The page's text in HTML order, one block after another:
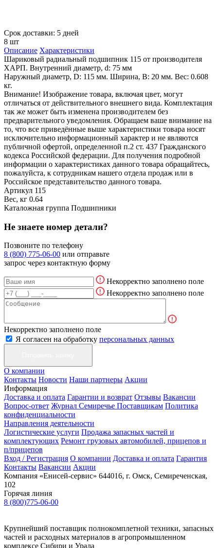
Срок доставки: 5 дней
8 шт
Описание Характеристики
Шариковый радиальный подшипник 115 от производителя
ХАРП. Внутренний диаметр, d: 75 мм
Наружный диаметр, D: 115 мм. Ширина, В: 20 мм. Вес: 0.608
кг.
Внимание! Изображение товара, включая цвет, могут
отличаться от действительного внешнего вида. Комплектация
так же может быть изменена производителем без
предварительного уведомления. Обращаем ваше внимание на
то, что все приведённые выше характеристики товара носят
исключительно информационный характер и не являются
публичной офертой, определенной п.2 ст. 437 Гражданского
кодекса Российской федерации. Для получения подробной
информации о характеристиках данного товара обращайтесь,
пожалуйста, к сотрудникам нашего отдела продаж или в
Российское представительство данного товара.
Артикул 115
Вес, кг 0.64
Каталожная группа Подшипники
Не знаете номер детали?
Позвоните по телефону
8 (800) 775-06-00 или отправьте
запрос через контактную форму
Некорректно заполнено поле
Некорректно заполнено поле
Некорректно заполнено поле
Я согласен на обработку персональных данных
О компании
Контакты Новости Наши партнеры Акции
Информация
Доставка и оплата Гарантии и возврат Отзывы Вакансии
Вопрос-ответ Журнал Семиречье Поставщикам Политика
конфиденциальности
Направления деятельности
Логистические услуги Продажа запасных частей и
комплектующих Ремонт грузовых автомобилей, прицепов и
п/прицепов
Вход / Регистрация О компании Доставка и оплата Гарантия
Контакты Вакансии Акции
Компания «Енисей-сервис» 644016, г. Омск, Семиреченская,
102
Горячая линия
8 (800)775-06-00
Крупнейший поставщик полнокомплетной техники, запасных
частей и расходных материалов в агропромышленном
комплексе Сибири и Урала